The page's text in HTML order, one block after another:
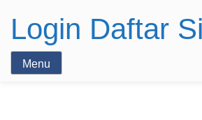
Login Daftar
Menu